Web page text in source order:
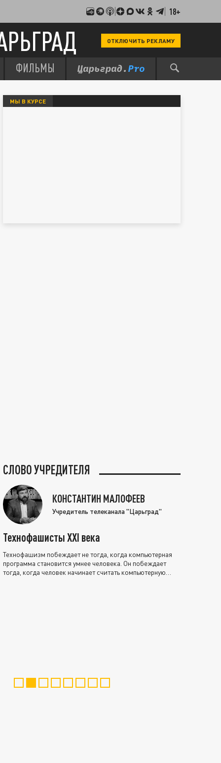
18+
ОТКЛЮЧИТЬ РЕКЛАМУ
ФИЛЬМЫ
МЫ В КУРСЕ
СЛОВО УЧРЕДИТЕЛЯ
КОНСТАНТИН МАЛОФЕЕВ
Учредитель телеканала "Царьград"
Технофашисты XXI века
Технофашизм побеждает не тогда, когда компьютерная
программа становится умнее человека. Он побеждает
тогда, когда человек начинает считать компьютерную